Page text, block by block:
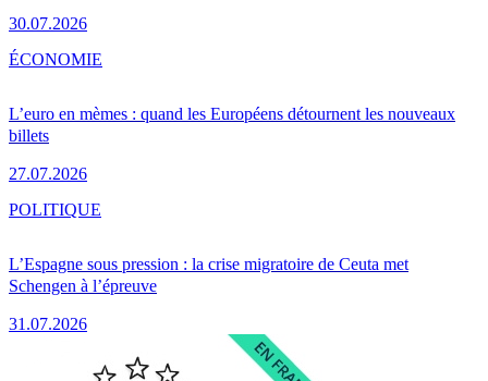
30.07.2026
L’euro en mèmes : quand les Européens détournent les nouveaux
billets
27.07.2026
ÉCONOMIE
L’Espagne sous pression : la crise migratoire de Ceuta met
Schengen à l’épreuve
31.07.2026
POLITIQUE